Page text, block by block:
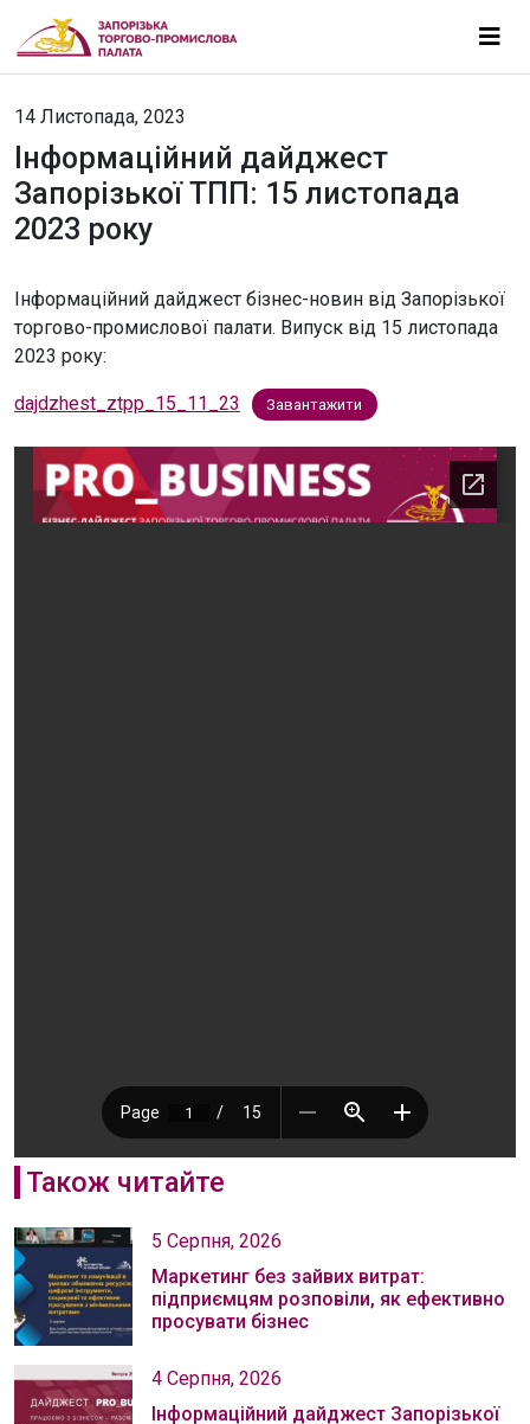
14 Листопада, 2023
Інформаційний дайджест
Запорізької ТПП: 15 листопада
2023 року
Інформаційний дайджест бізнес-новин від Запорізької
торгово-промислової палати. Випуск від 15 листопада
2023 року:
dajdzhest_ztpp_15_11_23 Завантажити
Також читайте
5 Серпня, 2026
Маркетинг без зайвих витрат:
підприємцям розповіли, як ефективно
просувати бізнес
4 Серпня, 2026
Інформаційний дайджест Запорізької